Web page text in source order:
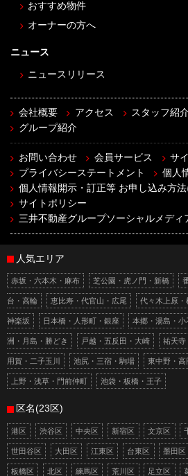
おすすめ物件
オーナーの方へ
ニュース
ニュースリリース
会社概要 アクセス スタッフ紹
グループ紹介
お問い合わせ 会員サービス
サ
プライバシーステートメント
個人
個人情報開示・訂正等 お申し込み方
サイトポリシー
三井不動産グループソーシャルメディ
人気エリア
赤坂・六本木・麻布 芝公園・虎ノ門・新橋
台・高輪 恵比寿・代官山・広尾 代々木上原・
神楽坂 日本橋・人形町・銀座 本郷・湯島・小
洲・月島・勝どき 戸越・五反田・大崎 祐天寺
用賀・二子玉川 池尻・三宿・駒場 東中野・高
上野・浅草・門前仲町 池袋・板橋・王子
区名(23区)
港区 渋谷区 中央区 新宿区 文京区
世田谷区 大田区 江東区 台東区 墨田区
板橋区 北区 練馬区 荒川区 足立区